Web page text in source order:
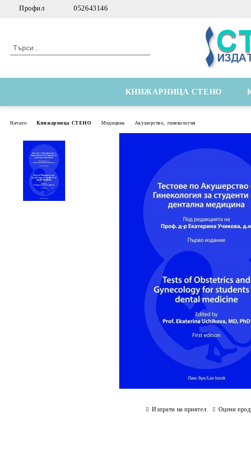
Профил 052643146
КНИЖАРНИЦА СТЕНО
Начало Книжарница СТЕНО Медицина Акушерство, гинекология
Изпрати на приятел Оцени